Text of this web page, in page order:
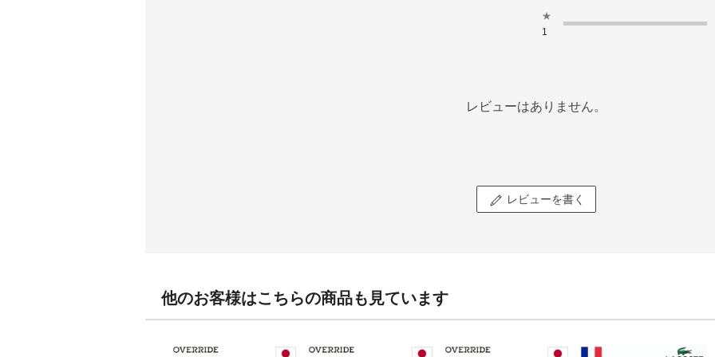
★
1
レビューはありません。
レビューを書く
他のお客様はこちらの商品も見ています